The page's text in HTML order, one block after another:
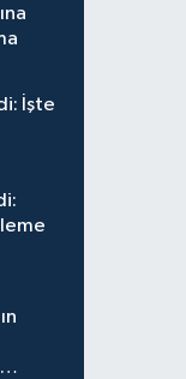
İşte